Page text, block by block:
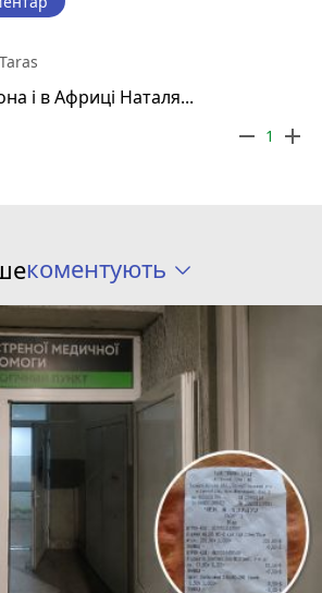
і в Африці Наталя...
remove 1 add
коментують